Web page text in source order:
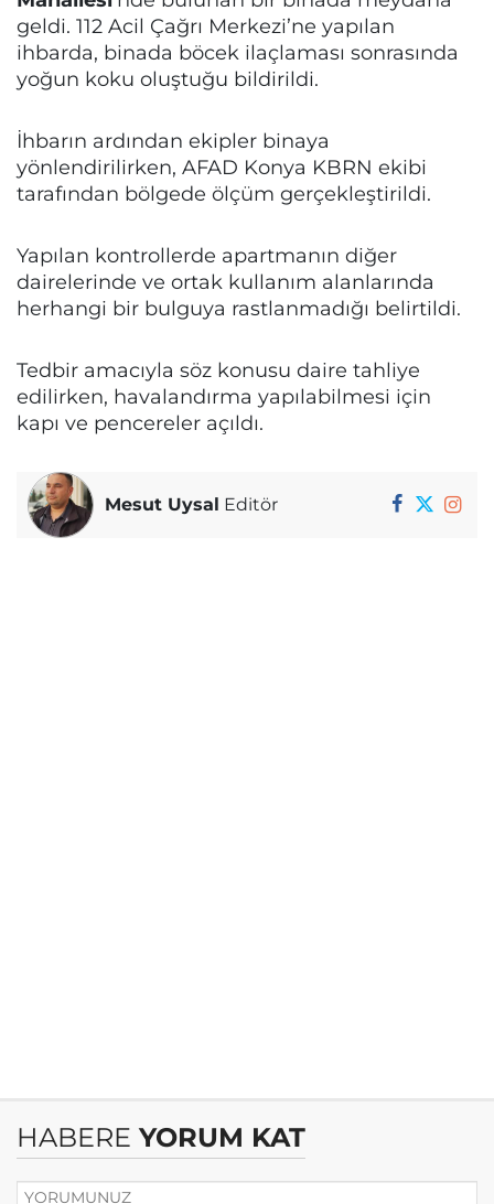
geldi. 112 Acil Çağrı Merkezi’ne yapılan
ihbarda, binada böcek ilaçlaması sonrasında
yoğun koku oluştuğu bildirildi.
İhbarın ardından ekipler binaya
yönlendirilirken, AFAD Konya KBRN ekibi
tarafından bölgede ölçüm gerçekleştirildi.
Yapılan kontrollerde apartmanın diğer
dairelerinde ve ortak kullanım alanlarında
herhangi bir bulguya rastlanmadığı belirtildi.
Tedbir amacıyla söz konusu daire tahliye
edilirken, havalandırma yapılabilmesi için
kapı ve pencereler açıldı.
Mesut Uysal Editör
HABERE YORUM KAT